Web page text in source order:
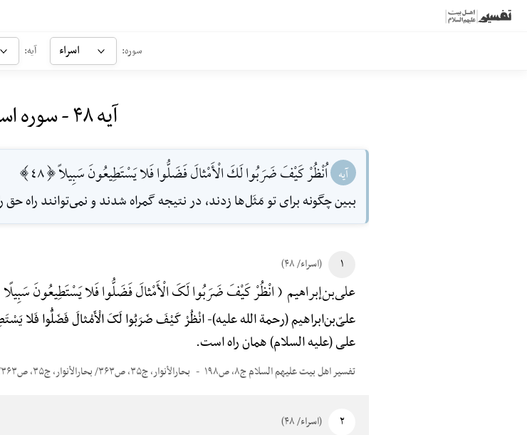
سوره: اسراء آیه:
آیه ۴۸ - سوره اسراء
آیه اُنْظُرْ كَيْفَ ضَرَبُوا لَكَ الْأَمْثالَ فَضَلُّوا فَلا يَسْتَطِيعُونَ سَبِيلاً [48]
ببين چگونه براى تو مَثَل‌ها زدند، در نتيجه گمراه ‌شدند و نمى‌توانند راه حق
۱ (اسراء/ ۴۸)
علی‌بن‌إبراهیم ( انْظُرْ کَیْفَ ضَرَبُوا لَکَ الْأَمْثالَ فَضَلُّوا فَلا یَسْتَطِیعُونَ
علیّ‌بن‌ابراهیم (رحمة الله علیه)-انْظُرْ کَیْفَ ضَرَبُوا لَکَ الْأَمْثالَ فَضَلُّوا فَلا
علی (علیه السلام) همان راه است.
تفسیر اهل بیت علیهم السلام ج۸، ص۱۹۸ بحارالأنوار، ج۳۵، ص۳۶۳/ بحارالأنوار، ج۳۵، ص۳۶۳/ المناقب، ج۳، ص۷۱؛ «بتفاوت لفظی»
۲ (اسراء/ ۴۸)